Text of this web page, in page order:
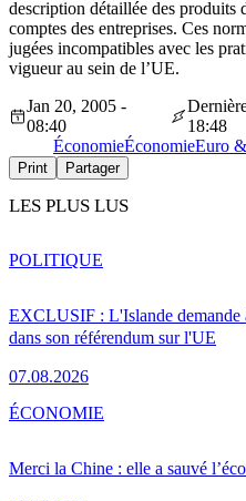
description détaillée des produits
comptes des entreprises. Ces
jugées incompatibles avec les
vigueur au sein de l’UE.
Jan 20, 2005 -
08:40
18:48
ÉconomieÉconomieEuro
Print Partager
LES PLUS LUS
EXCLUSIF : L'Islande demande
dans son référendum sur l'UE
07.08.2026
POLITIQUE
Merci la Chine : elle a sauvé
ÉCONOMIE